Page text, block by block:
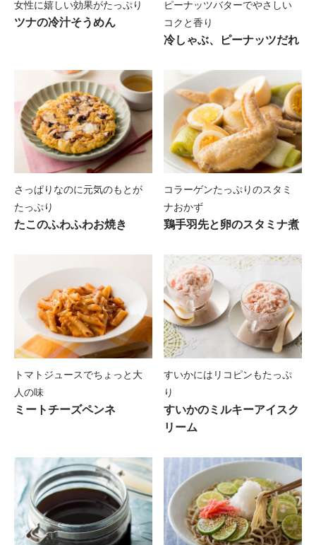
ドクターからの声
教えてドクターQ&A（乳がん編）
5人のスペシャリストからのメッセージ
～乳がん患者さんが幸せになるレシピ【座談
会】～
婦人科がん体験者からの声
婦人科がん経験者座談会
～日常生活の困りごと、あったらいいなと 思っ
乳がん体験者からの声
乳がん経験者座談会
～乳がんになってから悩んだこと・困ったこ
と、あったらいいなと思った情報～
乳がん みんなでつくる知恵袋
～がんになっても私らしく～
アンケート調査結果
医師とのコミュニケーションに関する座談会
美容室インタビュー
カバーメイク
がん治療中のカバーメイクレッスンレポート
料理をするのがつらい時
料理の味付けがわからない時
口内炎がある時
時間がない時
パートナーやお母さんのために作る料理
季節別レシピ
夏のレシピ
秋のレシピ
冬のレシピ
栄養用語解説
セルフケア
リンパ浮腫の予防とセルフケア
乳がん手術後のいたわりフィットネス、アンコ
ア
マンマヨガでこころとからだのバランスを整え
よう
温泉
街全体で乳がん体験者の方と一緒に楽しめるイ
～“ほっとマンマ・イン嬉野”～
ピンクリボンのお宿
心に効く本
体験記の本
乳がん治療・検査についての本
みんな抱えている性生活の悩み
がん治療と妊娠
将来の妊娠のために今できること
医療機関などの取り組み
乳がん患者さんが自分らしく歩むための7つの
プログラムとボランティア支援
お母さんが乳がんになった時、子どもたちに心
のケアを
がんと仕事に関わる情報
治療と仕事の両立支援、新規就労
がんの療養を続けながらの就業をハローワーク
が支援
～長期療養者等就職支援モデル事業～
各種制度やガイドライン
がん治療に関する制度やガイドライン
がん教育用資料（乳がん用）
Close
女性に嬉しい効果がたっぷり
ツナの冷汁そうめん
ピーナッツバターでやさしい
コクと香り
冷しゃぶ、ピーナッツだれ
さっぱりなのに元気のもとが
たっぷり
たこのふわふわお焼き
コラーゲンたっぷりのスタミ
ナおかず
鶏手羽先と卵のスタミナ煮
トマトジュースでちょっと大
人の味
ミートチーズペンネ
すいかにはリコピンもたっぷ
り
すいかのミルキーアイスク
リーム